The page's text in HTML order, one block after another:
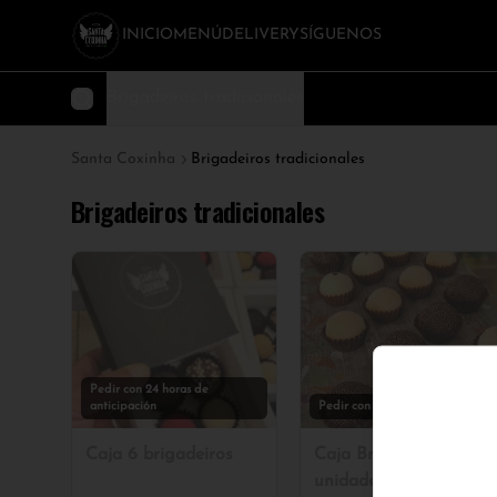
INICIOMENÚDELIVERY SÍGUENOS
Santa Coxinha Brigadeiros tradicionales
Brigadeiros tradicionales
Pedir con 24 horas de
anticipación
Pedir con 24h de anticipación